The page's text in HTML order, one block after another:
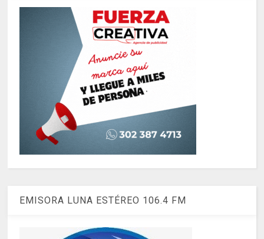
EMISORA LUNA ESTÉREO 106.4 FM